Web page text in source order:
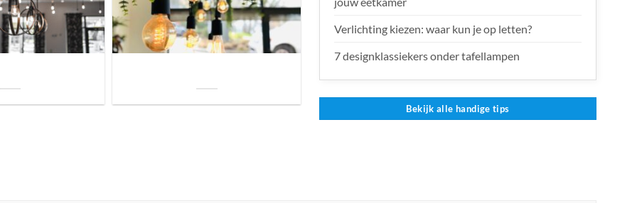
Verlichting kiezen: waar kun je op letten?
7 designklassiekers onder tafellampen
Bekijk alle handige tips